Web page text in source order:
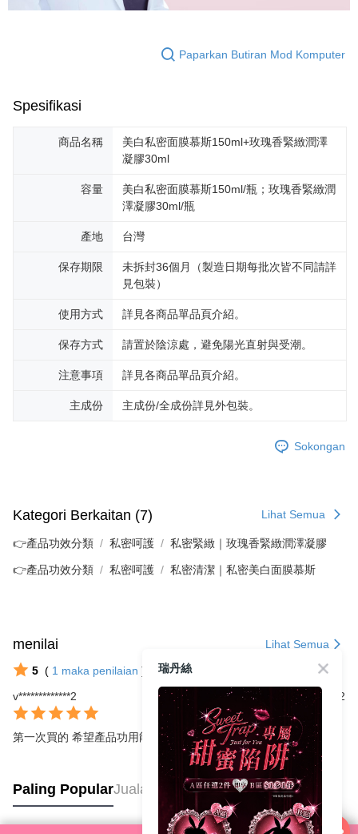
Paparkan Butiran Mod Komputer
Spesifikasi
商品名稱
美白私密面膜慕斯150ml+玫瑰香緊緻潤澤
凝膠30ml
容量
美白私密面膜慕斯150ml/瓶；玫瑰香緊緻潤
澤凝膠30ml/瓶
產地 台灣
保存期限
未拆封36個月（製造日期每批次皆不同請詳
見包裝）
使用方式 詳見各商品單品頁介紹。
保存方式 請置於陰涼處，避免陽光直射與受潮。
注意事項 詳見各商品單品頁介紹。
主成份 主成份/全成份詳見外包裝。
Sokongan
Kategori Berkaitan (7) Lihat Semua
👉產品功效分類 私密呵護 私密緊緻｜玫瑰香緊緻潤澤凝膠
👉產品功效分類 私密呵護 私密清潔｜私密美白面膜慕斯
menilai Lihat Semua
5 ( 1 maka penilaian )
v*************2
2022/10/22
第一次買的 希望產品功用能達到自己的期待
Paling PopularJualan paling laris
瑞丹絲